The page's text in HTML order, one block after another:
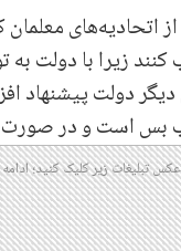
اتحادیه‌های
زیرا با دولت به
است و در صورت
تبلیغات زیر کلیک کنید؛